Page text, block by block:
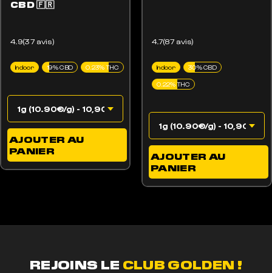
AJOUTER AU
PANIER
CBD 🇫🇷
Indoor 19% CBD 0.23% THC
4.9(37 avis)
AJOUTER AU
PANIER
Indoor 30% CBD
0.22% THC
4.7(87 avis)
REJOINS LE CLUB GOLDEN !